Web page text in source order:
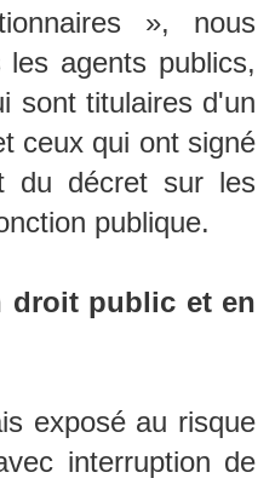
», nous
agents publics,
sont titulaires d'un
ceux qui ont signé
du décret sur les
publique.
droit public et en
exposé au risque
interruption de